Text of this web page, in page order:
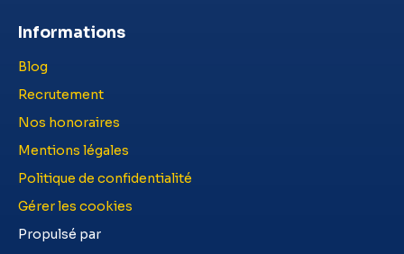
Informations
Blog
Recrutement
Nos honoraires
Mentions légales
Politique de confidentialité
Gérer les cookies
Propulsé par